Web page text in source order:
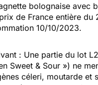
bolognaise avec
de France entière
10/10/2023.
: Une partie du lot
Sweet & Sour ») ne
céleri, moutarde et